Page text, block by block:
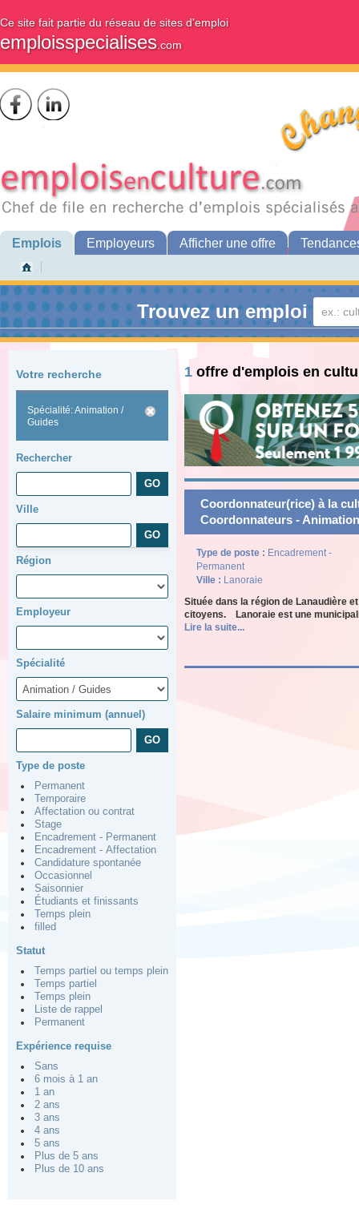
Ce site fait partie du réseau de sites d'emploi
emploisspecialises.com
Emplois Employeurs Afficher une offre
Trouvez un emploi
Votre recherche
Spécialité: Animation /
Guides
Rechercher
Ville
Région
Employeur
Spécialité
Salaire minimum (annuel)
Type de poste
Permanent
Temporaire
Affectation ou contrat
Stage
Encadrement - Permanent
Encadrement - Affectation
Candidature spontanée
Occasionnel
Saisonnier
Étudiants et finissants
Temps plein
filled
Statut
Temps partiel ou temps plein
Temps partiel
Temps plein
Liste de rappel
Permanent
Expérience requise
Sans
6 mois à 1 an
1 an
2 ans
3 ans
4 ans
5 ans
Plus de 5 ans
Plus de 10 ans
1 offre d'emplois en
Coordonnateur(rice) à la
Coordonnateurs -
Type de poste : Encadrement -
Permanent
Ville : Lanoraie
Située dans la région de Lanaudière
citoyens. Lanoraie est une
Lire la suite...